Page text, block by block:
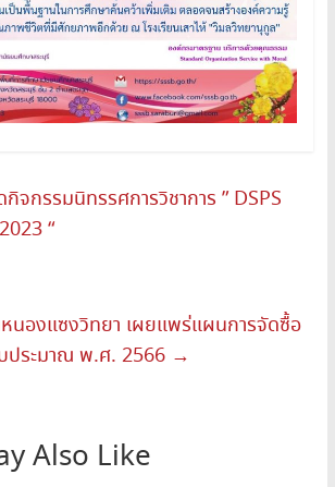
จกรรมนิทรรศการวิชาการ ” DSPS
“
หนองแซงวิทยา เผยแพร่แผนการจัดซื้อ
ประมาณ พ.ศ. 2566 →
Also Like